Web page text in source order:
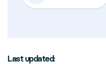
Last updated: